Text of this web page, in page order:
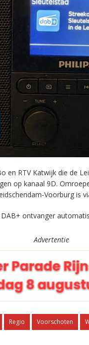
en RTV Katwijk die de
op kanaal 9D.
Voorburg is
ontvanger
Advertentie
Regio Voorschoten